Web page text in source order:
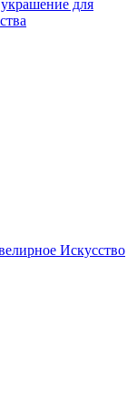
для
Искусство